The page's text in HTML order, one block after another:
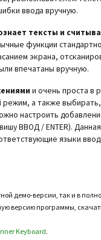
ввода вручную.
тексты и
функции
экрана,
впечатаны вручную.
и очень проста в
а также
настроить
ВВОД / ENTER).
языки
демо-версии, так и в
версию программы,
Keyboard.